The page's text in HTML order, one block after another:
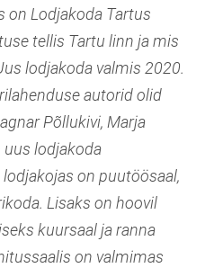
on Lodjakoda Tartus
tellis Tartu linn ja mis
lodjakoda valmis 2020.
autorid olid
Põllukivi, Marja
uus lodjakoda
on puutöösaal,
Lisaks on hoovil
kuursaal ja ranna
on valmimas